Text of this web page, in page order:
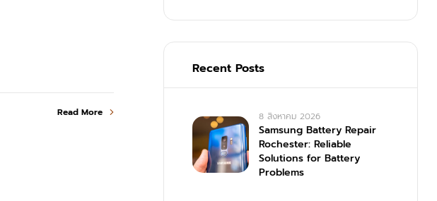
Read More
Recent Posts
8 สิงหาคม 2026
Samsung Battery Repair
Rochester: Reliable
Solutions for Battery
Problems